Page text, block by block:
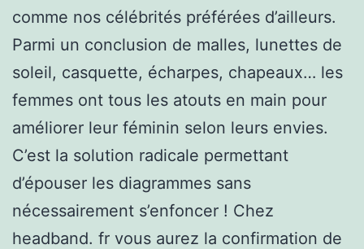
comme nos célébrités préférées d’ailleurs.
Parmi un conclusion de malles, lunettes de
soleil, casquette, écharpes, chapeaux… les
femmes ont tous les atouts en main pour
améliorer leur féminin selon leurs envies.
C’est la solution radicale permettant
d’épouser les diagrammes sans
nécessairement s’enfoncer ! Chez
headband. fr vous aurez la confirmation de